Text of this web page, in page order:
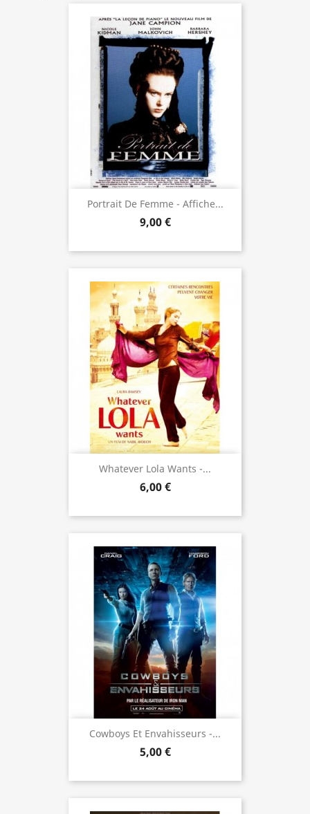
Portrait De Femme - Affiche...
9,00 €
Whatever Lola Wants -...
6,00 €
Cowboys Et Envahisseurs -...
5,00 €